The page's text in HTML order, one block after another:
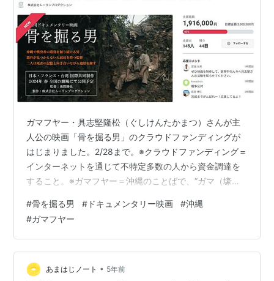
ガマフヤー・具志堅隆松（ぐしけんたかまつ）さんが主
人公の映画「骨を掘る男」のクラウドファンディングが
はじまりました。2/28まで。※クラウドファンディング＝
インターネットを通じて不特定多数の人から資金調達を
すること。※ガマフヤー＝沖縄のことばで、”ガマ（壕）
「骨を掘る男」は、沖縄生まれの奥間勝也監督が制作中
のドキュメンタリー映画です。
#骨を掘る男 # ドキュメンタリー映画 #沖縄
#ガマフヤー
あまはじノート • 5年前